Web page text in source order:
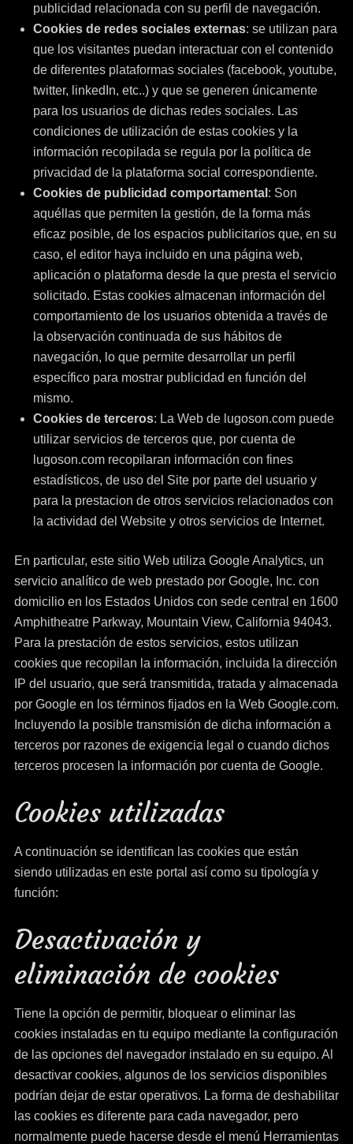
publicidad relacionada con su perfil de navegación.
Cookies de redes sociales externas: se utilizan para
que los visitantes puedan interactuar con el contenido
de diferentes plataformas sociales (facebook, youtube,
twitter, linkedIn, etc..) y que se generen únicamente
para los usuarios de dichas redes sociales. Las
condiciones de utilización de estas cookies y la
información recopilada se regula por la política de
privacidad de la plataforma social correspondiente.
Cookies de publicidad comportamental : Son
aquéllas que permiten la gestión, de la forma más
eficaz posible, de los espacios publicitarios que, en su
caso, el editor haya incluido en una página web,
aplicación o plataforma desde la que presta el servicio
solicitado. Estas cookies almacenan información del
comportamiento de los usuarios obtenida a través de
la observación continuada de sus hábitos de
navegación, lo que permite desarrollar un perfil
específico para mostrar publicidad en función del
mismo.
Cookies de terceros: La Web de lugoson.com puede
utilizar servicios de terceros que, por cuenta de
lugoson.com recopilaran información con fines
estadísticos, de uso del Site por parte del usuario y
para la prestacion de otros servicios relacionados con
la actividad del Website y otros servicios de Internet.
En particular, este sitio Web utiliza Google Analytics, un
servicio analítico de web prestado por Google, Inc. con
domicilio en los Estados Unidos con sede central en 1600
Amphitheatre Parkway, Mountain View, California 94043.
Para la prestación de estos servicios, estos utilizan
cookies que recopilan la información, incluida la dirección
IP del usuario, que será transmitida, tratada y almacenada
por Google en los términos fijados en la Web Google.com.
Incluyendo la posible transmisión de dicha información a
terceros por razones de exigencia legal o cuando dichos
terceros procesen la información por cuenta de Google.
Cookies utilizadas
A continuación se identifican las cookies que están
siendo utilizadas en este portal así como su tipología y
función:
Desactivación y
eliminación de cookies
Tiene la opción de permitir, bloquear o eliminar las
cookies instaladas en tu equipo mediante la configuración
de las opciones del navegador instalado en su equipo. Al
desactivar cookies, algunos de los servicios disponibles
podrían dejar de estar operativos. La forma de deshabilitar
las cookies es diferente para cada navegador, pero
normalmente puede hacerse desde el menú Herramientas